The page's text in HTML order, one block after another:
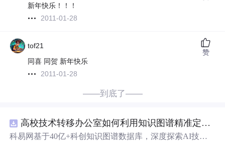
新年快乐！！！
2011-01-28
tof21
同喜 同贺 新年快乐
2011-01-28
赞
——到底了——
高校技术转移办公室如何利用知识图谱精准定位产业需求与技术适配点？.docx
科易网基于40亿+科创知识图谱数据库，深度探索AI技术